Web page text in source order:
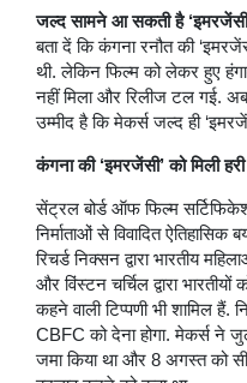
जल्द सामने आ सकती है
बता दें कि कंगना रनौत की
थी. लेकिन फिल्म को लेकर हुए
नहीं मिला और रिलीज टल गई.
उम्मीद है कि मेकर्स जल्द ही
कंगना की ‘इमरजेंसी’ को मिली
सेंट्रल बोर्ड ऑफ फिल्म
निर्माताओं से विवादित ऐतिहासिक
रिचर्ड निक्सन द्वारा भारतीय
और विंस्टन चर्चिल द्वारा
कहने वाली टिप्पणी भी शामिल हैं.
CBFC को देना होगा. मेकर्स ने
जमा किया था और 8 अगस्त को